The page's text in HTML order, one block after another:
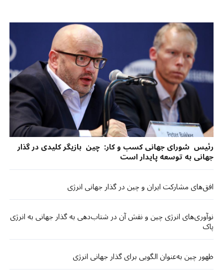
رئیس شورای جهانی کسب و کار: چین بازیگر کلیدی در گذار
جهانی به توسعه پایدار است
افق‌های مشارکت ایران و چین در گذار جهانی انرژی
نوآوری‌های انرژی چین و نقش آن در شتاب‌دهی به گذار جهانی به انرژی
پاک
ظهور چین به‌عنوان الگویی برای گذار جهانی انرژی